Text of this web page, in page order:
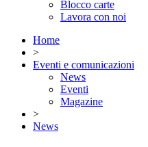
Blocco carte
Lavora con noi
Home
>
Eventi e comunicazioni
News
Eventi
Magazine
>
News